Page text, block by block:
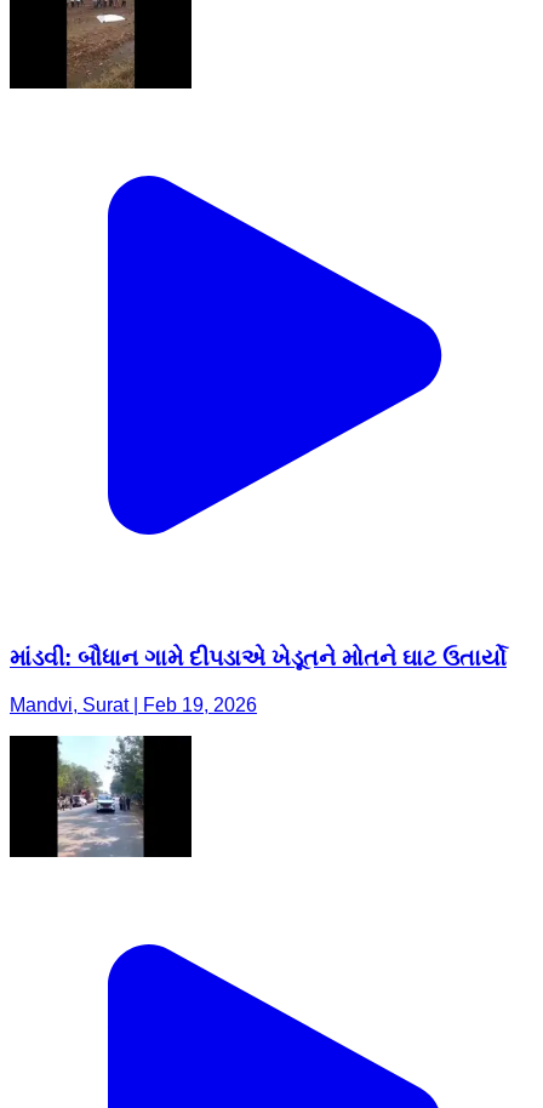
માંડવી: બૌધાન ગામે દીપડાએ ખેડૂતને મોતને ઘાટ ઉતાર્યો
Mandvi, Surat | Feb 19, 2026